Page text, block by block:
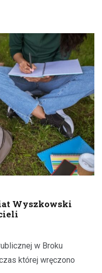
Wyszkowski
w Broku
której wręczono